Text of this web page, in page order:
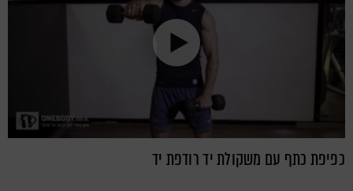
כפיפת כתף עם משקולת יד רודפת יד